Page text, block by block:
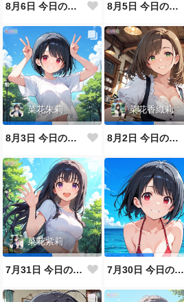
8月6日 今日のなばなけ 8月5日 今日のなばなけ
菜花朱莉
8月3日 今日のなばなけ
菜花香織莉
8月2日 今日のなばなけ
菜花紫莉
7月31日 今日のなばなけ 7月30日 今日のなばなけ